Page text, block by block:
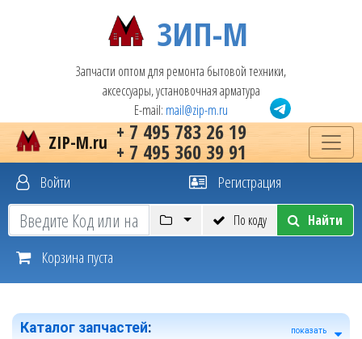
ЗИП-М
Запчасти оптом для ремонта бытовой техники,
аксессуары, установочная арматура
E-mail: mail@zip-m.ru
+ 7 495 783 26 19
+ 7 495 360 39 91
ZIP-M.ru
Войти Регистрация
По коду Найти
Корзина пуста
Каталог запчастей: показать